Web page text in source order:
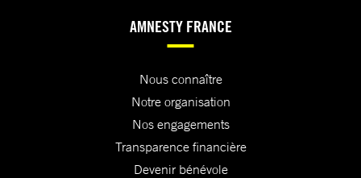
AMNESTY FRANCE
Nous connaître
Notre organisation
Nos engagements
Transparence financière
Devenir bénévole